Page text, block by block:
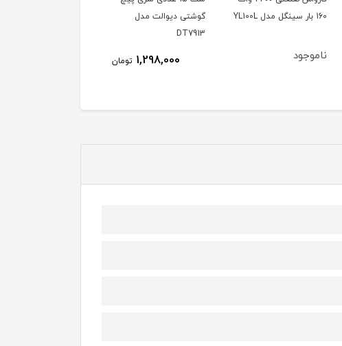
160 بار سینگل مدل YL100L
ناموجود
گوشتی دیوالت مدل
DT7913
1,298,000 تومان